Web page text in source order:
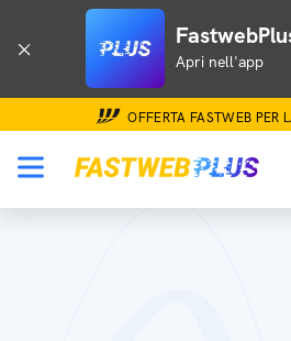
Apri nell'app
OFFERTA FASTWEB PER